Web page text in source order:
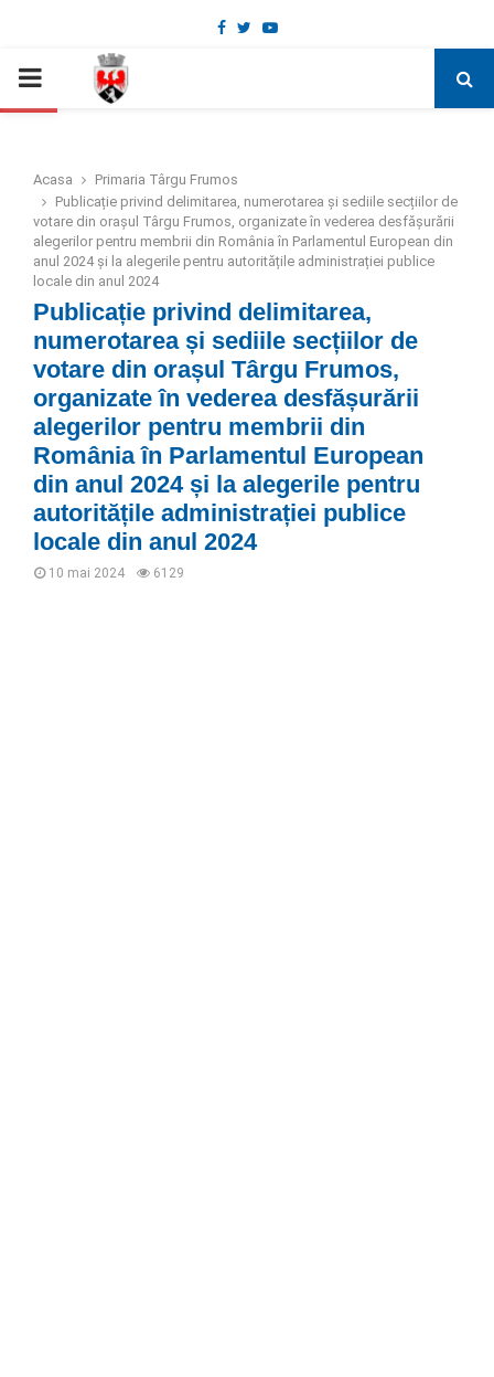
Deschide bara de unelte
Facebook
TwitterYoutube
PRIMARY
Acasa
Primaria Târgu Frumos
Publicație privind delimitarea, numerotarea și sediile secțiilor de
votare din orașul Târgu Frumos, organizate în vederea desfășurării
alegerilor pentru membrii din România în Parlamentul European din
anul 2024 și la alegerile pentru autoritățile administrației publice
locale din anul 2024
Publicație privind delimitarea,
numerotarea și sediile secțiilor de
votare din orașul Târgu Frumos,
organizate în vederea desfășurării
alegerilor pentru membrii din
România în Parlamentul European
din anul 2024 și la alegerile pentru
autoritățile administrației publice
locale din anul 2024
10 mai 2024 6129